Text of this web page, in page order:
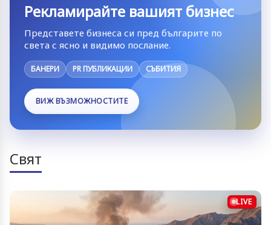
Рекламирайте вашият бизнес
Представете бизнеса си пред българите по
света с ясно и видимо послание.
БАНЕРИ PR ПУБЛИКАЦИИ СЪБИТИЯ
ВИЖ ВЪЗМОЖНОСТИТЕ
Свят
LIVE